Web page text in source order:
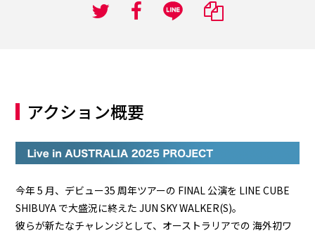
アクション概要
今年 5 月、デビュー35 周年ツアーの FINAL 公演を LINE CUBE
SHIBUYA で大盛況に終えた JUN SKY WALKER(S)。
彼らが新たなチャレンジとして、オーストラリアでの 海外初ワ